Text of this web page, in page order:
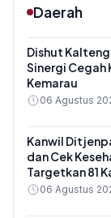
Daerah
Dishut
Sinergi Cegah
Kemarau
06 Agustus
Kanwil
dan Cek
Targetkan 81
06 Agustus